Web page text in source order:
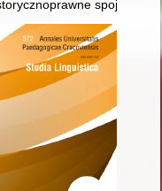
spojrzenie